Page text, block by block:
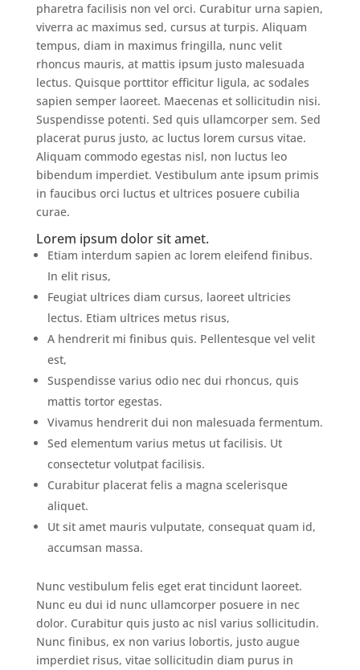
pharetra facilisis non vel orci. Curabitur urna sapien,
viverra ac maximus sed, cursus at turpis. Aliquam
tempus, diam in maximus fringilla, nunc velit
rhoncus mauris, at mattis ipsum justo malesuada
lectus. Quisque porttitor efficitur ligula, ac sodales
sapien semper laoreet. Maecenas et sollicitudin nisi.
Suspendisse potenti. Sed quis ullamcorper sem. Sed
placerat purus justo, ac luctus lorem cursus vitae.
Aliquam commodo egestas nisl, non luctus leo
bibendum imperdiet. Vestibulum ante ipsum primis
in faucibus orci luctus et ultrices posuere cubilia
curae.
Lorem ipsum dolor sit amet.
Etiam interdum sapien ac lorem eleifend finibus.
In elit risus,
Feugiat ultrices diam cursus, laoreet ultricies
lectus. Etiam ultrices metus risus,
A hendrerit mi finibus quis. Pellentesque vel velit
est,
Suspendisse varius odio nec dui rhoncus, quis
mattis tortor egestas.
Vivamus hendrerit dui non malesuada fermentum.
Sed elementum varius metus ut facilisis. Ut
consectetur volutpat facilisis.
Curabitur placerat felis a magna scelerisque
aliquet.
Ut sit amet mauris vulputate, consequat quam id,
accumsan massa.
Nunc vestibulum felis eget erat tincidunt laoreet.
Nunc eu dui id nunc ullamcorper posuere in nec
dolor. Curabitur quis justo ac nisl varius sollicitudin.
Nunc finibus, ex non varius lobortis, justo augue
imperdiet risus, vitae sollicitudin diam purus in